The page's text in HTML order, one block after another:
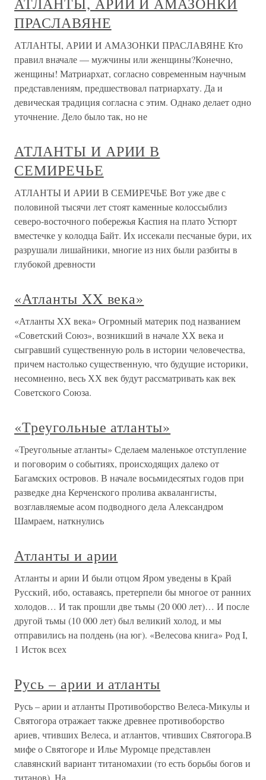
ПРАСЛАВЯНЕ
АТЛАНТЫ, АРИИ И АМАЗОНКИ ПРАСЛАВЯНЕ Кто
правил вначале — мужчины или женщины?Конечно,
женщины! Матриархат, согласно современным научным
представлениям, предшествовал патриархату. Да и
девическая традиция согласна с этим. Однако делает одно
уточнение. Дело было так, но не
АТЛАНТЫ И АРИИ В
СЕМИРЕЧЬЕ
АТЛАНТЫ И АРИИ В СЕМИРЕЧЬЕ Вот уже две с
половиной тысячи лет стоят каменные колоссыблиз
северо-восточного побережья Каспия на плато Устюрт
вместечке у колодца Байт. Их иссекали песчаные бури, их
разрушали лишайники, многие из них были разбиты в
глубокой древности
«Атланты XX века»
«Атланты XX века» Огромный материк под названием
«Советский Союз», возникший в начале ХХ века и
сыгравший существенную роль в истории человечества,
причем настолько существенную, что будущие историки,
несомненно, весь ХХ век будут рассматривать как век
Советского Союза.
«Треугольные атланты»
«Треугольные атланты» Сделаем маленькое отступление
и поговорим о событиях, происходящих далеко от
Багамских островов. В начале восьмидесятых годов при
разведке дна Керченского пролива аквалангисты,
возглавляемые асом подводного дела Александром
Шамраем, наткнулись
Атланты и арии
Атланты и арии И были отцом Яром уведены в Край
Русский, ибо, оставаясь, претерпели бы многое от ранних
холодов… И так прошли две тьмы (20 000 лет)… И после
другой тьмы (10 000 лет) был великий холод, и мы
отправились на полдень (на юг). «Велесова книга» Род I,
1 Исток всех
Русь – арии и атланты
Русь – арии и атланты Противоборство Велеса-Микулы и
Святогора отражает также древнее противоборство
ариев, чтивших Велеса, и атлантов, чтивших Святогора.В
мифе о Святогоре и Илье Муромце представлен
славянский вариант титаномахии (то есть борьбы богов и
титанов). На